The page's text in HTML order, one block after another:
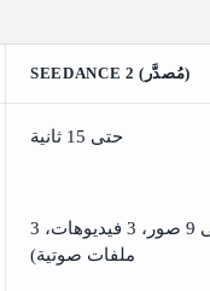
SEEDANCE 2 (مُصدَّر)
حتى 15 ثانية
حوالي دزينة (حتى 9 صور، 3 فيديوهات، 3
ملفات صوتية)